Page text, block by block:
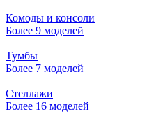
Комоды и консоли
Более 9 моделей
Тумбы
Более 7 моделей
Стеллажи
Более 16 моделей